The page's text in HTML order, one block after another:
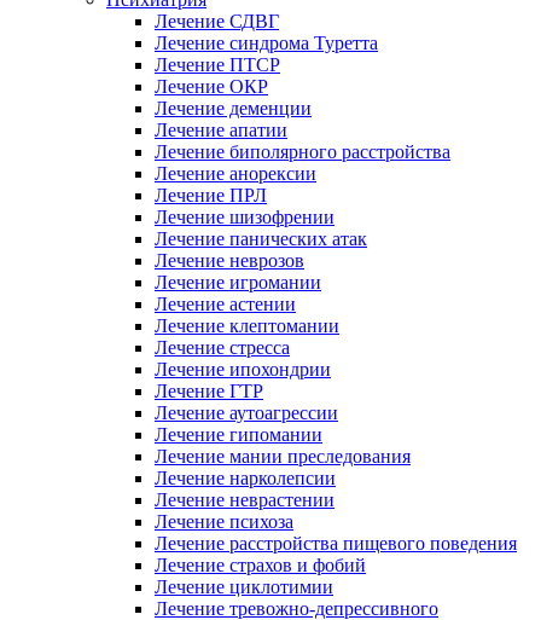
Лечение СДВГ
Лечение синдрома Туретта
Лечение ПТСР
Лечение ОКР
Лечение деменции
Лечение апатии
Лечение биполярного расстройства
Лечение анорексии
Лечение ПРЛ
Лечение шизофрении
Лечение панических атак
Лечение неврозов
Лечение игромании
Лечение астении
Лечение клептомании
Лечение стресса
Лечение ипохондрии
Лечение ГТР
Лечение аутоагрессии
Лечение гипомании
Лечение мании преследования
Лечение нарколепсии
Лечение неврастении
Лечение психоза
Лечение расстройства пищевого поведения
Лечение страхов и фобий
Лечение циклотимии
Лечение тревожно-депрессивного